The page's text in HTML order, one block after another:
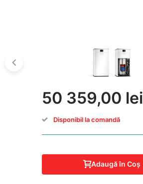
50 359,00 lei
Disponibil la comandă
Adaugă în Coş